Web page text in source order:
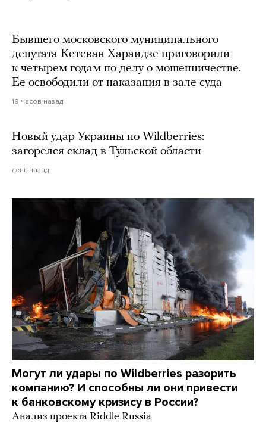
Бывшего московского муниципального
депутата Кетеван Хараидзе приговорили
к четырем годам по делу о мошенничестве.
Ее освободили от наказания в зале суда
19 часов назад
Новый удар Украины по Wildberries:
загорелся склад в Тульской области
день назад
Могут ли удары по Wildberries разорить
компанию? И способны ли они привести
к банковскому кризису в России?
Анализ проекта Riddle Russia